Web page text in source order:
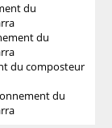
du
du
du composteur
du